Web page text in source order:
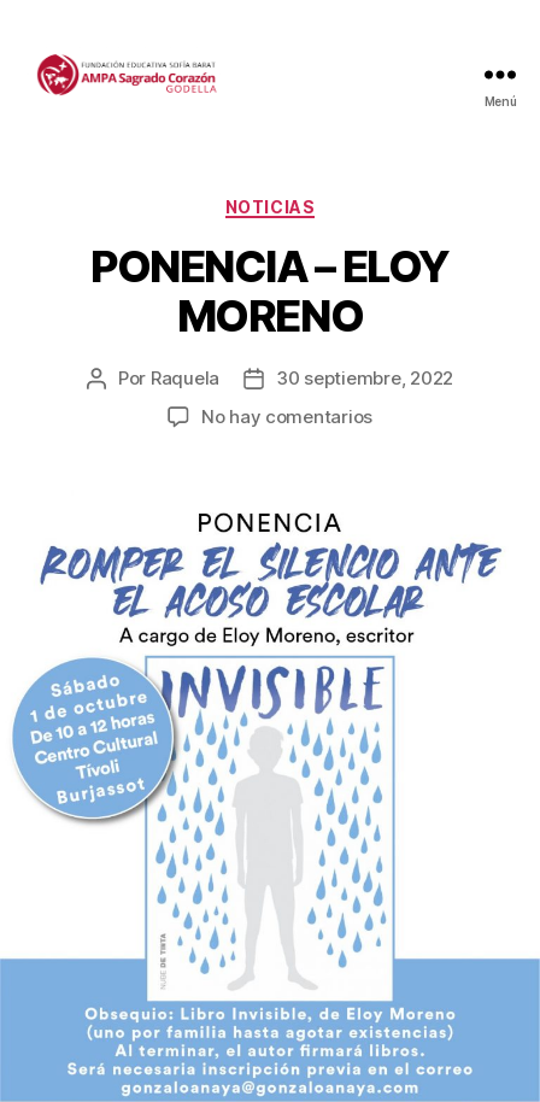
Menú
Categorías
NOTICIAS
PONENCIA – ELOY
MORENO
Autor
Por Raquela
Fecha
la
30 septiembre, 2022
No hay comentariosen